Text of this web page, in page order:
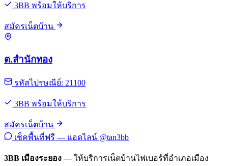
3BB พร้อมให้บริการ
สมัครเน็ตบ้าน
ต.สำนักทอง
รหัสไปรษณีย์: 21100
3BB พร้อมให้บริการ
สมัครเน็ตบ้าน
เช็คพื้นที่ฟรี — แอดไลน์ @tan3bb
3BB เมืองระยอง — ให้บริการเน็ตบ้านไฟเบอร์ที่อำเภอเมือง